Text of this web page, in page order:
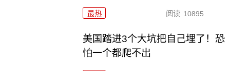
最热 阅读 10895
美国踏进3个大坑把自己埋了！恐
怕一个都爬不出